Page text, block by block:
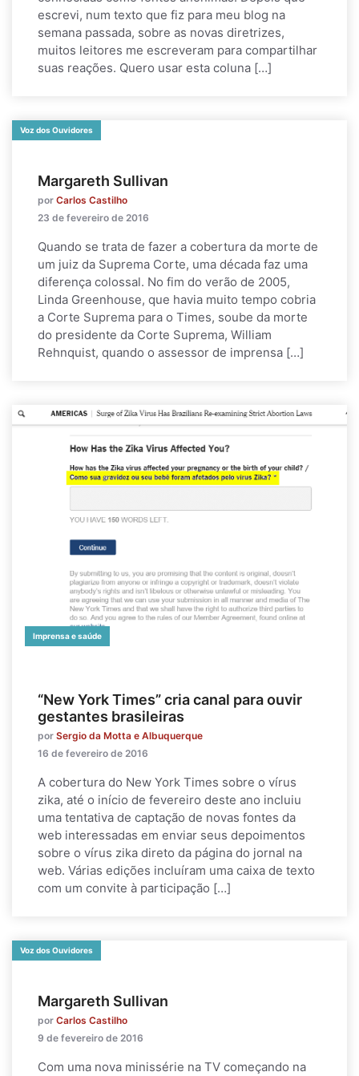
escrevi, num texto que fiz para meu blog na
semana passada, sobre as novas diretrizes,
muitos leitores me escreveram para compartilhar
suas reações. Quero usar esta coluna […]
Voz dos Ouvidores
Margareth Sullivan
por Carlos Castilho
23 de fevereiro de 2016
Quando se trata de fazer a cobertura da morte de
um juiz da Suprema Corte, uma década faz uma
diferença colossal. No fim do verão de 2005,
Linda Greenhouse, que havia muito tempo cobria
a Corte Suprema para o Times, soube da morte
do presidente da Corte Suprema, William
Rehnquist, quando o assessor de imprensa […]
Imprensa e saúde
“New York Times” cria canal para ouvir
gestantes brasileiras
por Sergio da Motta e Albuquerque
16 de fevereiro de 2016
A cobertura do New York Times sobre o vírus
zika, até o início de fevereiro deste ano incluiu
uma tentativa de captação de novas fontes da
web interessadas em enviar seus depoimentos
sobre o vírus zika direto da página do jornal na
web. Várias edições incluíram uma caixa de texto
com um convite à participação […]
Voz dos Ouvidores
Margareth Sullivan
por Carlos Castilho
9 de fevereiro de 2016
Com uma nova minissérie na TV começando na